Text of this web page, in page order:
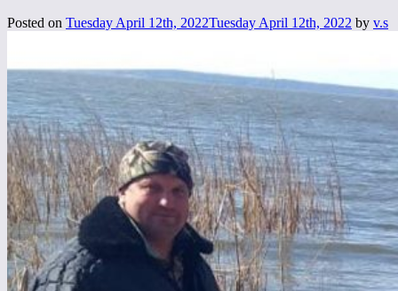
Posted on Tuesday April 12th, 2022Tuesday April 12th, 2022 by v.s